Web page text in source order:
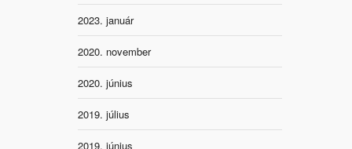
2023. január
2020. november
2020. június
2019. július
2019. június